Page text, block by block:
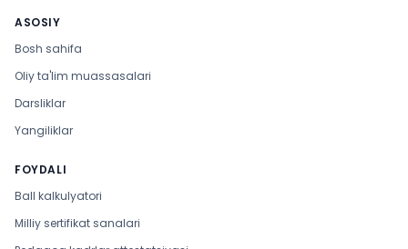
ASOSIY
Bosh sahifa
Oliy ta'lim muassasalari
Darsliklar
Yangiliklar
FOYDALI
Ball kalkulyatori
Milliy sertifikat sanalari